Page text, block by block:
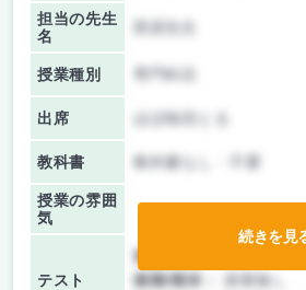
担当の先生
名
授業種別
出席 ほぼ毎回とる
教科書 教科書なし・不要
授業の雰囲
気
テスト
前期/中間：
後期/期末：
授業無し
続きを見